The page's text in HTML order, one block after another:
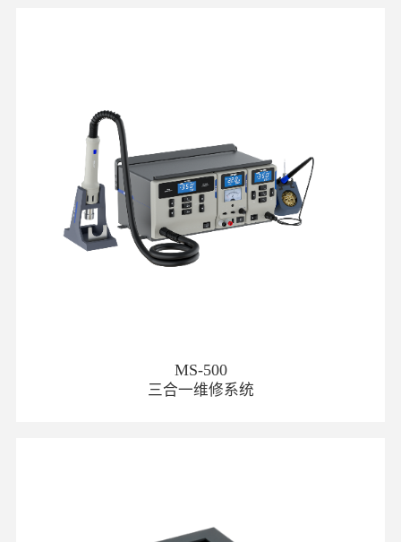
MS-500
三合一维修系统